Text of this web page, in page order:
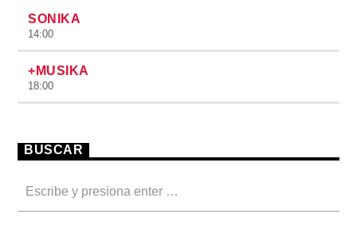
SONIKA
14:00
+MUSIKA
18:00
BUSCAR